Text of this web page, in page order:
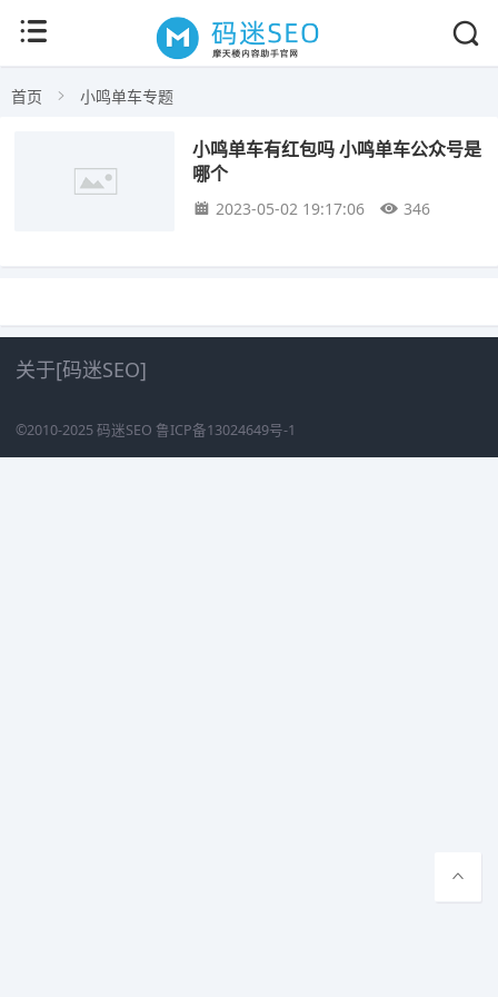
首页 小鸣单车专题
小鸣单车有红包吗 小鸣单车公众号是
哪个
2023-05-02 19:17:06 346
关于[码迷SEO]
©2010-2025码迷SEO 鲁ICP备13024649号-1